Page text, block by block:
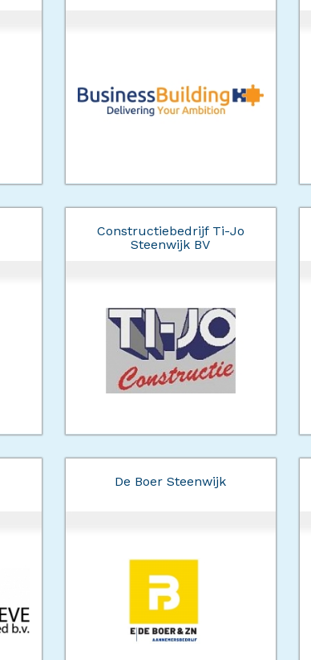
Constructiebedrijf Ti-Jo
Steenwijk BV
De Boer Steenwijk